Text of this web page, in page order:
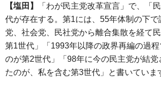
【塩田】
「わが民主党改革宣言」で、「
代が存在する。第1には、55年体制の下で
党、社会党、民社党から離合集散を経て
第1世代」「1993年以降の政界再編の過
のが第2世代」「98年に今の民主党が結党
たのが、私を含む第3世代」と書いていま